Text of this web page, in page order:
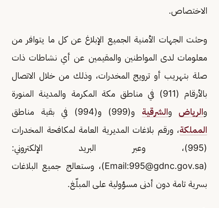
الاختصاص.
وحثت الجهات الأمنية الجميع الإبلاغ عن كل ما يتوافر من
معلومات لدى المواطنين والمقيمين عن أي نشاطات ذات
صلة بتهريب أو ترويج المخدرات، وذلك من خلال الاتصال
بالأرقام (911) في مناطق مكة المكرمة والمدينة المنورة
والرياض والشرقية و(999) و(994) في بقية مناطق
المملكة، ورقم بلاغات المديرية العامة لمكافحة المخدرات
(995)، وعبر البريد الإلكتروني:
(Email:
995@gdnc.gov.sa
)، وستعالج جميع البلاغات
بسرية تامة دون أدنى مسؤولية على المبلّغ.